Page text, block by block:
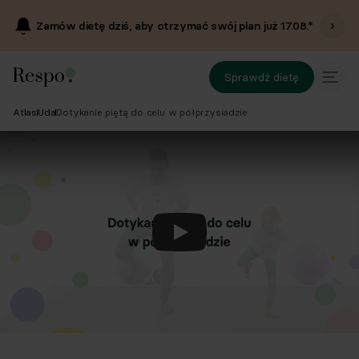
Zamów dietę dziś, aby otrzymać swój plan już17.08.*
Sprawdź dietę
Atlas UdaDotykanie piętą do celu w półprzysiadzie
Odtwórz